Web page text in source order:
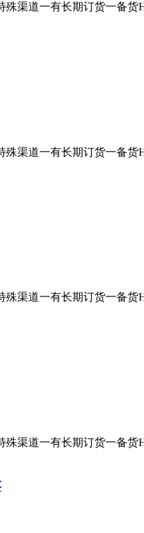
殊渠道一有长期订货一备货
殊渠道一有长期订货一备货
殊渠道一有长期订货一备货
殊渠道一有长期订货一备货